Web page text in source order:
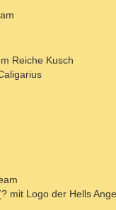
Reiche Kusch
mit Logo der Hells